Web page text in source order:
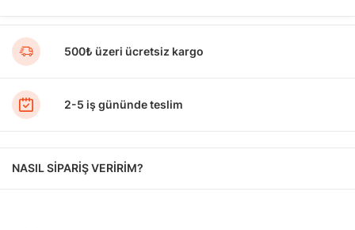
500₺ üzeri ücretsiz kargo
2-5 iş gününde teslim
NASIL SİPARİŞ VERİRİM?